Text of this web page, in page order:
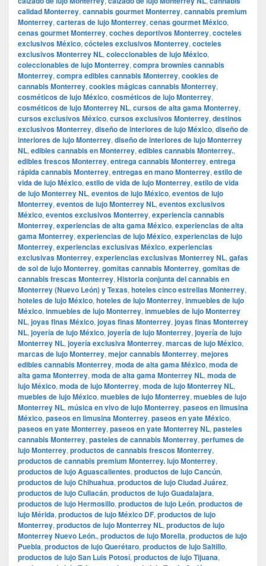
calidad Monterrey, cannabis gourmet Monterrey, cannabis premium
Monterrey, carteras de lujo Monterrey, cenas gourmet México,
cenas gourmet Monterrey, coches deportivos Monterrey, cocteles
exclusivos México, cócteles exclusivos Monterrey, cocteles
exclusivos Monterrey NL, coleccionables de lujo México,
coleccionables de lujo Monterrey, compra brownies cannabis
Monterrey, compra edibles cannabis Monterrey, cookies de
cannabis Monterrey, cookies mágicas cannabis Monterrey,
cosméticos de lujo México, cosméticos de lujo Monterrey,
cosméticos de lujo Monterrey NL, cursos de alta gama Monterrey,
cursos exclusivos México, cursos exclusivos Monterrey, destinos
exclusivos Monterrey, diseño de interiores de lujo México, diseño de
interiores de lujo Monterrey, diseño de interiores de lujo Monterrey
NL, edibles cannabis en Monterrey, edibles cannabis Monterrey.,
edibles frescos Monterrey, entrega cannabis Monterrey, entrega
rápida cannabis Monterrey, entregas en mano Monterrey, estilo de
vida de lujo México, estilo de vida de lujo Monterrey, estilo de vida
de lujo Monterrey NL, eventos de lujo México, eventos de lujo
Monterrey, eventos de lujo Monterrey NL, eventos exclusivos
México, eventos exclusivos Monterrey, experiencia cannabis
Monterrey, experiencias de alta gama México, experiencias de alta
gama Monterrey, experiencias de lujo México, experiencias de lujo
Monterrey, experiencias exclusivas México, experiencias
exclusivas Monterrey, experiencias exclusivas Monterrey NL, gafas
de sol de lujo Monterrey, gomitas cannabis Monterrey, gomitas de
cannabis frescas Monterrey, Historia conjunta del cannabis en
Monterrey (Nuevo León) y Texas, hoteles cinco estrellas Monterrey,
hoteles de lujo México, hoteles de lujo Monterrey, inmuebles de lujo
México, inmuebles de lujo Monterrey, inmuebles de lujo Monterrey
NL, joyas finas México, joyas finas Monterrey, joyas finas Monterrey
NL, joyería de lujo México, joyería de lujo Monterrey, joyería de lujo
Monterrey NL, joyería exclusiva Monterrey, marcas de lujo México,
marcas de lujo Monterrey, mejor cannabis Monterrey, mejores
edibles cannabis Monterrey, moda de alta gama México, moda de
alta gama Monterrey, moda de alta gama Monterrey NL, moda de
lujo México, moda de lujo Monterrey, moda de lujo Monterrey NL,
muebles de lujo México, muebles de lujo Monterrey, muebles de lujo
Monterrey NL, música en vivo de lujo Monterrey, paseos en limusina
México, paseos en limusina Monterrey, paseos en yate México,
paseos en yate Monterrey, paseos en yate Monterrey NL, pasteles
cannabis Monterrey, pasteles de cannabis Monterrey, perfumes de
lujo Monterrey, productos de cannabis frescos Monterrey,
productos de cannabis premium Monterrey. lujo Monterrey,
productos de lujo Aguascalientes, productos de lujo Cancún,
productos de lujo Chihuahua, productos de lujo Ciudad Juárez,
productos de lujo Culiacán, productos de lujo Guadalajara,
productos de lujo Hermosillo, productos de lujo León, productos de
lujo Mérida, productos de lujo México DF, productos de lujo
Monterrey, productos de lujo Monterrey NL, productos de lujo
Monterrey Nuevo León., productos de lujo Morelia, productos de lujo
Puebla, productos de lujo Querétaro, productos de lujo Saltillo,
productos de lujo San Luis Potosí, productos de lujo Tijuana,